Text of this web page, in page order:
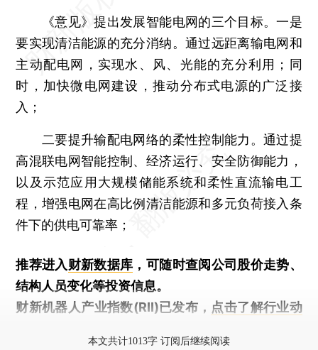
《意见》提出发展智能电网的三个目标。一是
要实现清洁能源的充分消纳。通过远距离输电网和
主动配电网，实现水、风、光能的充分利用；同
时，加快微电网建设，推动分布式电源的广泛接
入；
二要提升输配电网络的柔性控制能力。通过提
高混联电网智能控制、经济运行、安全防御能力，
以及示范应用大规模储能系统和柔性直流输电工
程，增强电网在高比例清洁能源和多元负荷接入条
件下的供电可靠率；
推荐进入财新数据库 ，可随时查阅公司股价走势、
结构人员变化等投资信息。
财新机器人产业指数(RII)已发布， 点击了解行业动
本文共计1013字 订阅后继续阅读